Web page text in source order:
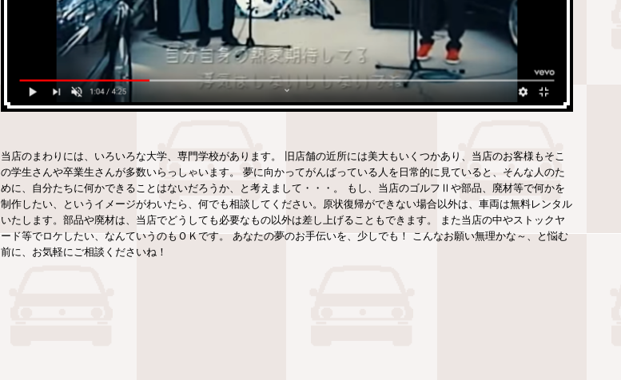
当店のまわりには、いろいろな大学、専門学校があります。 旧店舗の近所には美大もいくつかあり、当店のお客様もそこ
の学生さんや卒業生さんが多数いらっしゃいます。 夢に向かってがんばっている人を日常的に見ていると、そんな人のた
めに、自分たちに何かできることはないだろうか、と考えまして・・・。 もし、当店のゴルフⅡや部品、廃材等で何かを
制作したい、というイメージがわいたら、何でも相談してください。原状復帰ができない場合以外は、車両は無料レンタル
いたします。部品や廃材は、当店でどうしても必要なもの以外は差し上げることもできます。 また当店の中やストックヤ
ード等でロケしたい、なんていうのもＯＫです。 あなたの夢のお手伝いを、少しでも！ こんなお願い無理かな～、と悩む
前に、お気軽にご相談くださいね！